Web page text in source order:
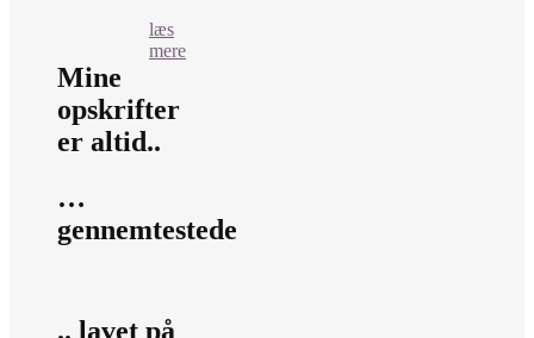
læs
mere
Mine
opskrifter
er altid..
…
gennemtestede
.. lavet på